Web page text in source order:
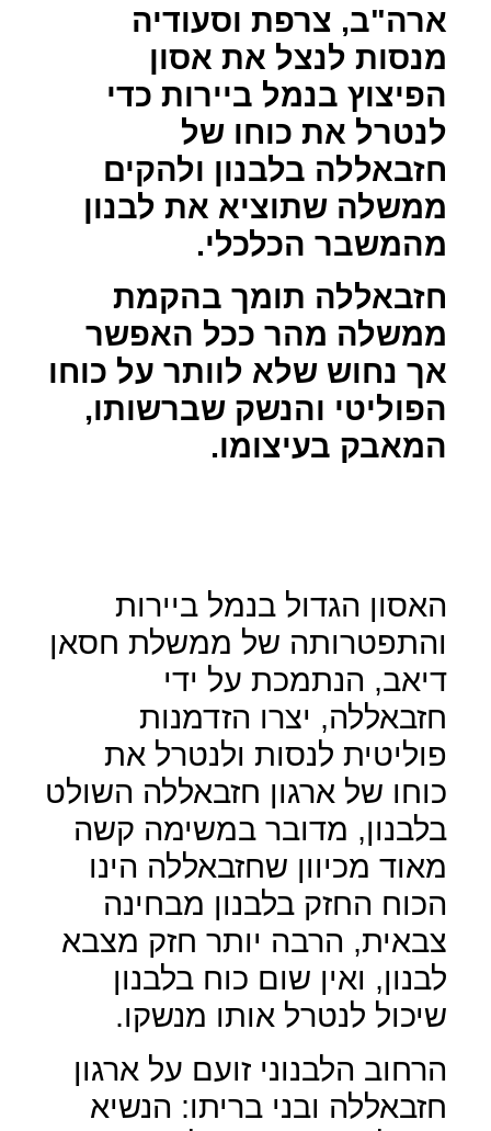
ארה"ב, צרפת וסעודיה
מנסות לנצל את אסון
הפיצוץ בנמל ביירות כדי
לנטרל את כוחו של
חזבאללה בלבנון ולהקים
ממשלה שתוציא את לבנון
מהמשבר הכלכלי.
חזבאללה תומך בהקמת
ממשלה מהר ככל האפשר
אך נחוש שלא לוותר על כוחו
הפוליטי והנשק שברשותו,
המאבק בעיצומו.
האסון הגדול בנמל ביירות
והתפטרותה של ממשלת חסאן
דיאב, הנתמכת על ידי
חזבאללה, יצרו הזדמנות
פוליטית לנסות ולנטרל את
כוחו של ארגון חזבאללה השולט
בלבנון, מדובר במשימה קשה
מאוד מכיוון שחזבאללה הינו
הכוח החזק בלבנון מבחינה
צבאית, הרבה יותר חזק מצבא
לבנון, ואין שום כוח בלבנון
שיכול לנטרל אותו מנשקו.
הרחוב הלבנוני זועם על ארגון
חזבאללה ובני בריתו: הנשיא